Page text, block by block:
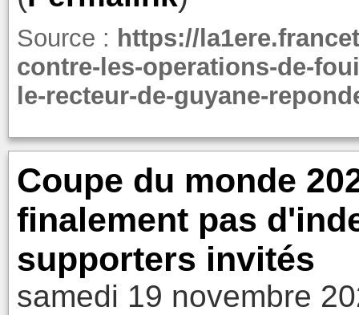
Source : https://
contre-les-operations-de-
le-recteur-de-guyane-
Coupe du monde
finalement pas
supporters invités
samedi 19 novembre